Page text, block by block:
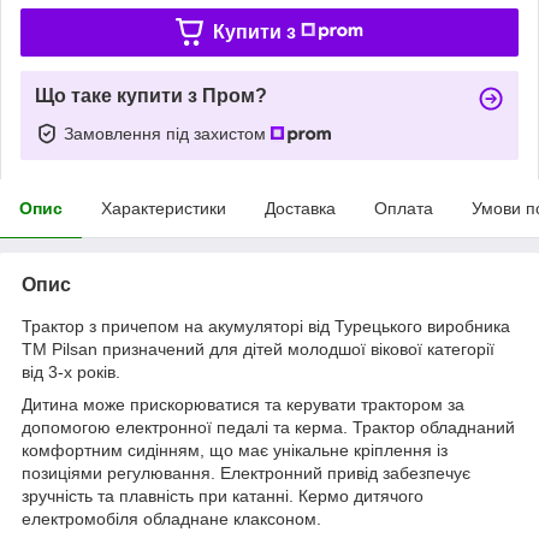
Купити з
Що таке купити з Пром?
Замовлення під захистом
Опис Характеристики Доставка Оплата Умови
Опис
Трактор з причепом на акумуляторі від Турецького виробника
ТМ Pilsan призначений для дітей молодшої вікової категорії
від 3-х років.
Дитина може прискорюватися та керувати трактором за
допомогою електронної педалі та керма. Трактор обладнаний
комфортним сидінням, що має унікальне кріплення із
позиціями регулювання. Електронний привід забезпечує
зручність та плавність при катанні. Кермо дитячого
електромобіля обладнане клаксоном.